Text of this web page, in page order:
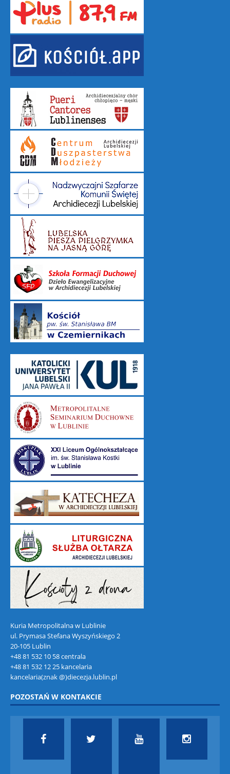
Kuria Metropolitalna w Lublinie
ul. Prymasa Stefana Wyszyńskiego 2
20-105 Lublin
+48 81 532 10 58 centrala
+48 81 532 12 25 kancelaria
kancelaria(znak @)diecezja.lublin.pl
POZOSTAŃ W KONTAKCIE